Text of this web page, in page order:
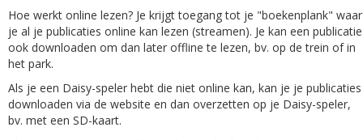
Hoe werkt online lezen? Je krijgt toegang tot je "boekenplank" waar
je al je publicaties online kan lezen (streamen). Je kan een publicatie
ook downloaden om dan later offline te lezen, bv. op de trein of in
het park.
Als je een Daisy-speler hebt die niet online kan, kan je je publicaties
downloaden via de website en dan overzetten op je Daisy-speler,
bv. met een SD-kaart.